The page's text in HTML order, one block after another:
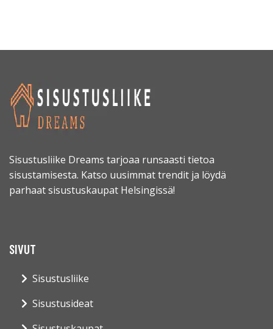
Sisustusliike Dreams tarjoaa runsaasti tietoa
sisustamisesta. Katso uusimmat trendit ja löydä
parhaat sisustuskaupat Helsingissä!
SIVUT
Sisustusliike
Sisustusideat